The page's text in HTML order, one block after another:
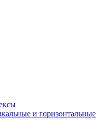
и горизонтальные